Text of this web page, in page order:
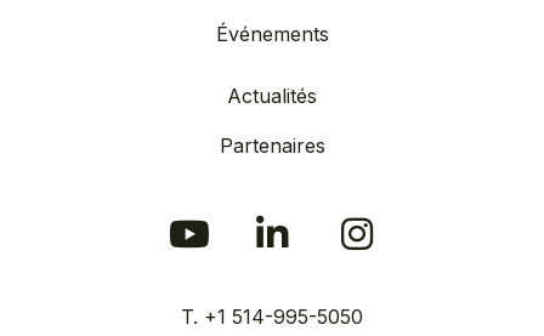
Événements
Actualités
Partenaires
T. +1 514-995-5050